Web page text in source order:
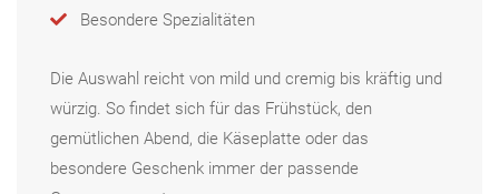
Besondere Spezialitäten
Die Auswahl reicht von mild und cremig bis kräftig und
würzig. So findet sich für das Frühstück, den
gemütlichen Abend, die Käseplatte oder das
besondere Geschenk immer der passende